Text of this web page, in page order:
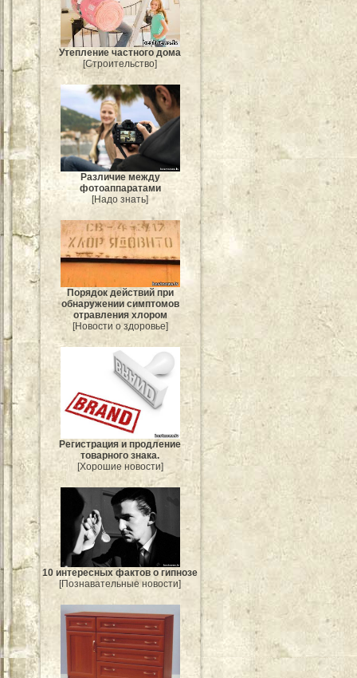
Утепление частного дома
[Строительство]
Различие между
фотоаппаратами
[Надо знать]
Порядок действий при
обнаружении симптомов
отравления хлором
[Новости о здоровье]
Регистрация и продление
товарного знака.
[Хорошие новости]
10 интересных фактов о гипнозе
[Познавательные новости]